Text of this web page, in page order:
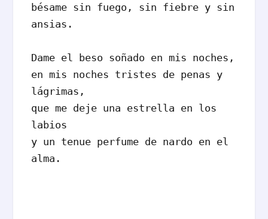
bésame sin fuego, sin fiebre y sin
ansias.
Dame el beso soñado en mis noches,
en mis noches tristes de penas y
lágrimas,
que me deje una estrella en los
labios
y un tenue perfume de nardo en el
alma.